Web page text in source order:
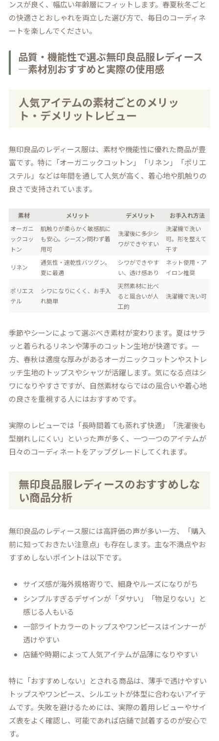
ンスが良く、幅広い年齢層にフィットします。春夏秋冬ごと
の快適さとおしゃれを両立した選び方で、毎日のコーディネ
ートを楽しんでください。
品質・機能性で選ぶ無印良品服レディース
―素材別おすすめと実際の使用感
人気アイテムの素材ごとのメリッ
ト・デメリットレビュー
無印良品のレディース服は、素材や機能性に優れた商品が豊
富です。特に「オーガニックコットン」「リネン」「ポリエ
ステル」などは年間を通して人気が高く、着心地や肌触りの
良さで支持されています。
素材 メリット デメリット
お手入れ方法
オーガニ
ックコッ
トン
肌触りが柔らかく敏感肌に
も安心。シーズン問わず着
用可
洗濯後に多少シ
ワができやすい
洗濯機で洗い
可。形を整えて
干す
リネン
通気性・速乾性バツグン。
夏に最適
シワができやす
い、透け感あり
ネット使用・ア
イロン推奨
ポリエス
テル
シワになりにくく、お手入
れ簡単
天然素材に比べ
ると風合いが人
工的
洗濯機で洗い可
季節やシーンによって選ぶべき素材が変わります。夏はサラ
ッと着られるリネンや薄手のコットン生地が快適です。一
方、春秋は適度な厚みがあるオーガニックコットンやストレ
ッチ生地のトップスやシャツが活躍します。気になる点はシ
ワになりやすさですが、自然素材ならではの風合いや着心地
の良さを重視する人にはおすすめです。
実際のレビューでは「長時間着ても蒸れず快適」「洗濯後も
型崩れしにくい」といった声が多く、一つ一つのアイテムが
日々のコーディネートをアップグレードしてくれます。
無印良品服レディースのおすすめしな
い商品分析
無印良品のレディース服には高評価の声が多い一方、「購入
前に知っておきたい注意点」も存在します。主な不満点やお
すすめしないポイントは以下です。
サイズ感が海外規格寄りで、細身やルーズになりがち
シンプルすぎるデザインが「ダサい」「物足りない」と
感じる人もいる
一部ライトカラーのトップスやワンピースはインナーが
透けやすい
店舗や時期によって人気アイテムが品薄になりやすい
特に「おすすめしない」とされる商品は、薄手で透けやすい
トップスやワンピース、シルエットが体型に合わないアイテ
ムです。失敗を避けるためには、実際の着用レビューやサイ
ズ表をよく確認し、可能であれば店舗で試着するのが安心で
す。